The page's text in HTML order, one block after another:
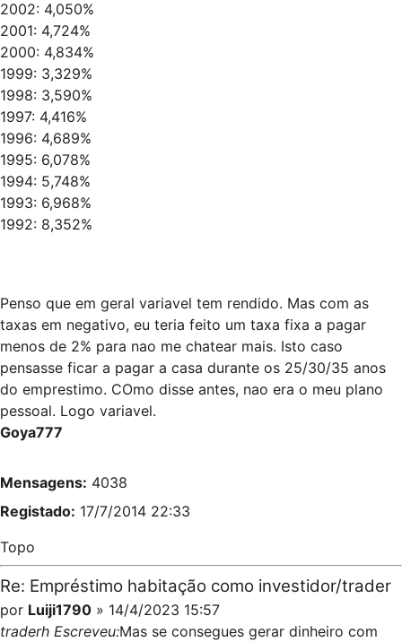
2002: 4,050%
2001: 4,724%
2000: 4,834%
1999: 3,329%
1998: 3,590%
1997: 4,416%
1996: 4,689%
1995: 6,078%
1994: 5,748%
1993: 6,968%
1992: 8,352%
Penso que em geral variavel tem rendido. Mas com as
taxas em negativo, eu teria feito um taxa fixa a pagar
menos de 2% para nao me chatear mais. Isto caso
pensasse ficar a pagar a casa durante os 25/30/35 anos
do emprestimo. COmo disse antes, nao era o meu plano
pessoal. Logo variavel.
Goya777
Mensagens: 4038
Registado: 17/7/2014 22:33
Topo
Re: Empréstimo habitação como investidor/trader
por Luiji1790 » 14/4/2023 15:57
traderh Escreveu:Mas se consegues gerar dinheiro com